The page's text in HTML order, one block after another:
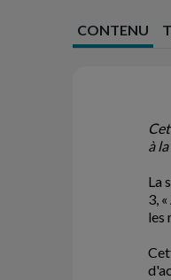
CONTENU
à
La
3,
les